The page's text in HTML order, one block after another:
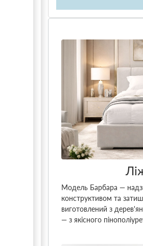
Модель Барбара —
конструктивом та
виготовлений з
— з якісного